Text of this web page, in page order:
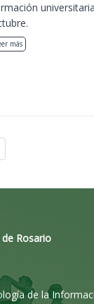
más
Rosario
de la